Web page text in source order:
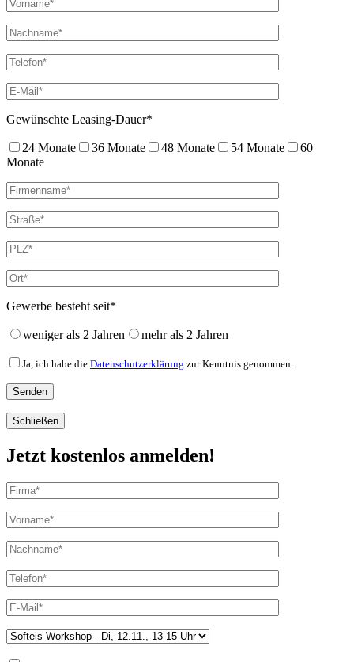
Gewünschte Leasing-Dauer*
24 Monate 36 Monate 48 Monate 54 Monate
60
Monate
Gewerbe besteht seit*
weniger als 2 Jahren mehr als 2 Jahren
Ja, ich habe die Datenschutzerklärung zur Kenntnis genommen.
Schließen
Jetzt kostenlos anmelden!